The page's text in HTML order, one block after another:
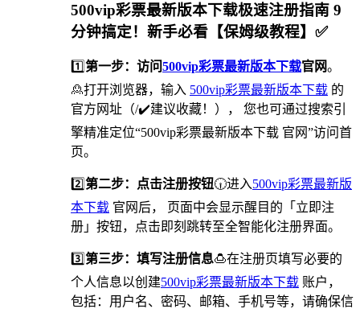
500vip彩票最新版本下载极速注册指南 9
分钟搞定！新手必看【保姆级教程】✅
1️⃣第一步：访问500vip彩票最新版本下载官网。
🙎打开浏览器，输入 500vip彩票最新版本下载 的
官方网址（/✔️建议收藏！）， 您也可通过搜索引
擎精准定位“500vip彩票最新版本下载 官网”访问首
页。
2️⃣第二步：点击注册按钮🕡进入500vip彩票最新版
本下载 官网后， 页面中会显示醒目的「立即注
册」按钮，点击即刻跳转至全智能化注册界面。
3️⃣第三步：填写注册信息🍮在注册页填写必要的
个人信息以创建500vip彩票最新版本下载 账户，
包括：用户名、密码、邮箱、手机号等，请确保信